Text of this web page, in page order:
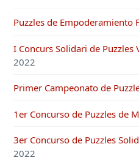
Puzzles de Empoderamiento
I Concurs Solidari de Puzzles
2022
Primer Campeonato de
1er Concurso de Puzzles de
3er Concurso de Puzzles
2022